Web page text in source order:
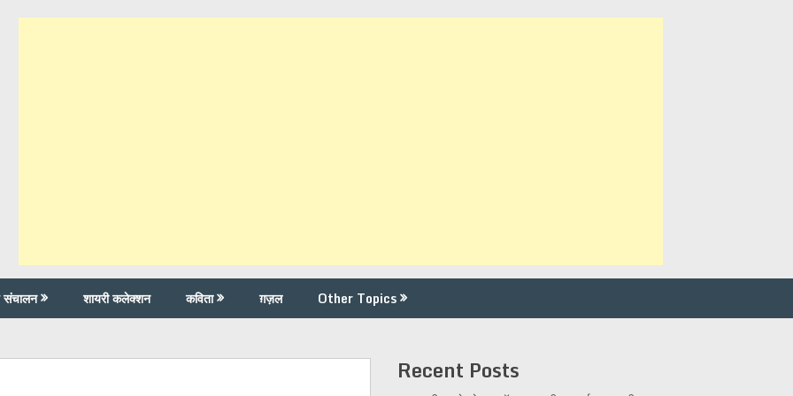
शायरी कलेक्शन कविता ग़ज़ल Other Topics
Recent Posts